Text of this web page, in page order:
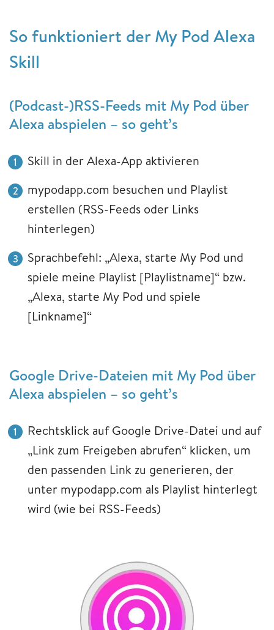
So funktioniert der My Pod Alexa
Skill
(Podcast-)RSS-Feeds mit My Pod über
Alexa abspielen – so geht’s
Skill in der Alexa-App aktivieren
mypodapp.com besuchen und Playlist
erstellen (RSS-Feeds oder Links
hinterlegen)
Sprachbefehl: „Alexa, starte My Pod und
spiele meine Playlist [Playlistname]“ bzw.
„Alexa, starte My Pod und spiele
[Linkname]“
Google Drive-Dateien mit My Pod über
Alexa abspielen – so geht’s
Rechtsklick auf Google Drive-Datei und auf
„Link zum Freigeben abrufen“ klicken, um
den passenden Link zu generieren, der
unter mypodapp.com als Playlist hinterlegt
wird (wie bei RSS-Feeds)